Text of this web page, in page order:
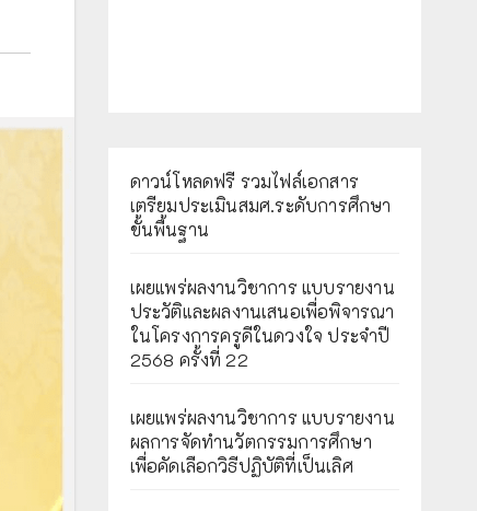
ดาวน์โหลดฟรี รวมไฟล์เอกสาร
เตรียมประเมินสมศ.ระดับการศึกษา
ขั้นพื้นฐาน
เผยแพร่ผลงานวิชาการ แบบรายงาน
ประวัติและผลงานเสนอเพื่อพิจารณา
ในโครงการครูดีในดวงใจ ประจำปี
2568 ครั้งที่ 22
เผยแพร่ผลงานวิชาการ แบบรายงาน
ผลการจัดทำนวัตกรรมการศึกษา
เพื่อคัดเลือกวิธีปฏิบัติที่เป็นเลิศ